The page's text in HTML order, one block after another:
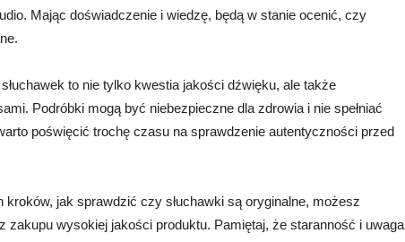
Mając doświadczenie i wiedzę, będą w stanie ocenić, czy
to nie tylko kwestia jakości dźwięku, ale także
Podróbki mogą być niebezpieczne dla zdrowia i nie spełniać
poświęcić trochę czasu na sprawdzenie autentyczności przed
jak sprawdzić czy słuchawki są oryginalne, możesz
zakupu wysokiej jakości produktu. Pamiętaj, że staranność i uwaga